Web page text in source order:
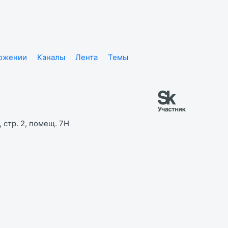
Каналы Лента
Темы
стр. 2, помещ. 7Н